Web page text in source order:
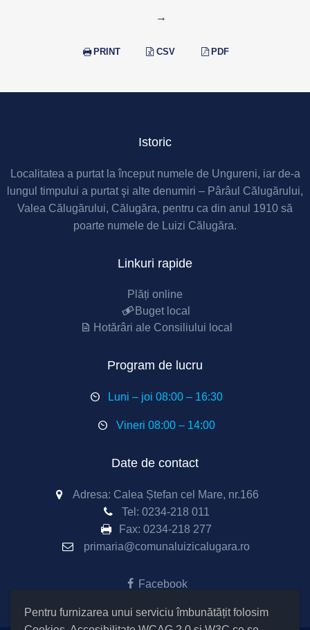
Pentru furnizarea unui serviciu îmbunătățit folosim
→
PRINT CSV PDF
Istoric
Localitatea a purtat la început numele de Ungureni, iar de-a
lungul timpului a purtat şi alte denumiri – Pârâul Călugărului,
Valea Călugărului, Călugăra, pentru ca din anul 1910 să
poarte numele de Luizi Călugăra.
Linkuri rapide
Plăți online
Buget local
Hotărâri ale Consiliului local
Program de lucru
Luni – joi 08:00 – 16:30
Vineri 08:00 – 14:00
Date de contact
Adresa: Calea Ștefan cel Mare, nr.166
Tel: 0234-218 011
Fax: 0234-218 277
primaria@comunaluizicalugara.ro
Facebook